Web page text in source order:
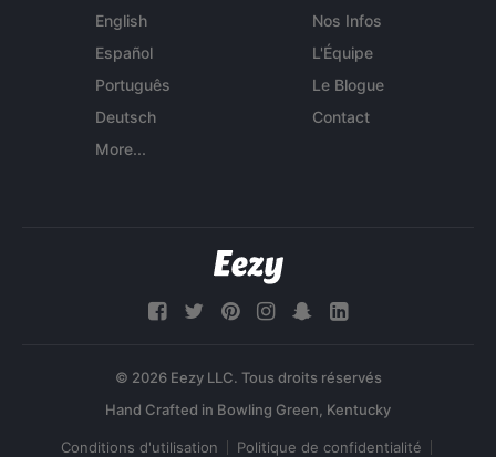
English
Español
Português
Deutsch
More...
Nos Infos
L'Équipe
Le Blogue
Contact
© 2026 Eezy LLC. Tous droits réservés
Conditions d'utilisation Politique de confidentialité